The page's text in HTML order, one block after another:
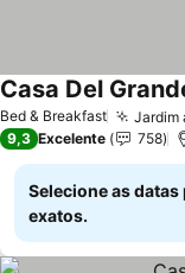
Bed & Breakfast Jardim
Casa Del
9,3 Excelente 758
Selecione as
exatos.